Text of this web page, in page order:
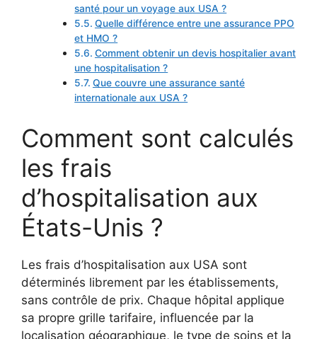
santé pour un voyage aux USA ?
Quelle différence entre une assurance PPO
et HMO ?
Comment obtenir un devis hospitalier avant
une hospitalisation ?
Que couvre une assurance santé
internationale aux USA ?
Comment sont calculés
les frais
d’hospitalisation aux
États-Unis ?
Les frais d’hospitalisation aux USA sont
déterminés librement par les établissements,
sans contrôle de prix. Chaque hôpital applique
sa propre grille tarifaire, influencée par la
localisation géographique, le type de soins et la